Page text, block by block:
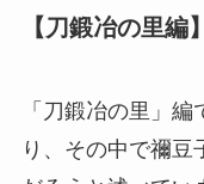
【刀鍛冶の里編
「刀鍛冶の里」
り、その中で禰豆